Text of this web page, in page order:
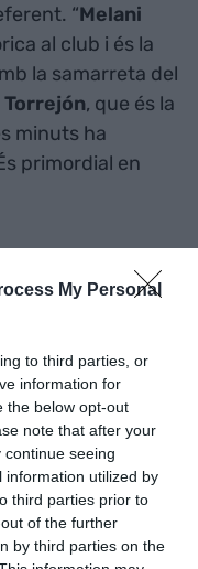
My Personal
to third parties, or
information for
the below opt-out
note that after your
seeing
information utilized by
third parties prior to
of the further
by third parties on the
“Melani
al club i és la
la samarreta del
Torrejón, que és la
minuts ha
primordial en
renovar. Potser
del bloc el
en el futbol
el Barça o
jugadores poden
com el Rayo
és com els
poden viure bé